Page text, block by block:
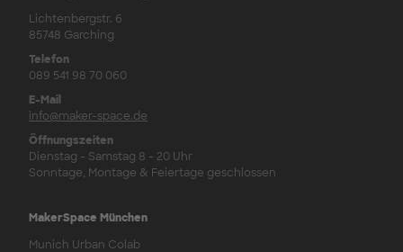
Lichtenbergstr. 6
85748 Garching
Telefon
089 541 98 70 060
E-Mail
info@maker-space.de
Öffnungszeiten
Dienstag - Samstag 8 - 20 Uhr
Sonntage, Montage & Feiertage geschlossen
MakerSpace München
Munich Urban Colab